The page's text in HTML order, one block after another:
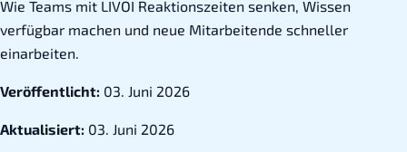
Wie Teams mit LIVOI Reaktionszeiten senken, Wissen
verfügbar machen und neue Mitarbeitende schneller
einarbeiten.
Veröffentlicht: 03. Juni 2026
Aktualisiert: 03. Juni 2026